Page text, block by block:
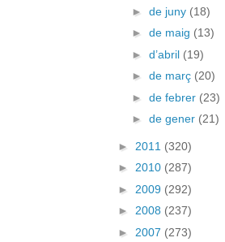
► de juny (18)
► de maig (13)
► d’abril (19)
► de març (20)
► de febrer (23)
► de gener (21)
► 2011 (320)
► 2010 (287)
► 2009 (292)
► 2008 (237)
► 2007 (273)